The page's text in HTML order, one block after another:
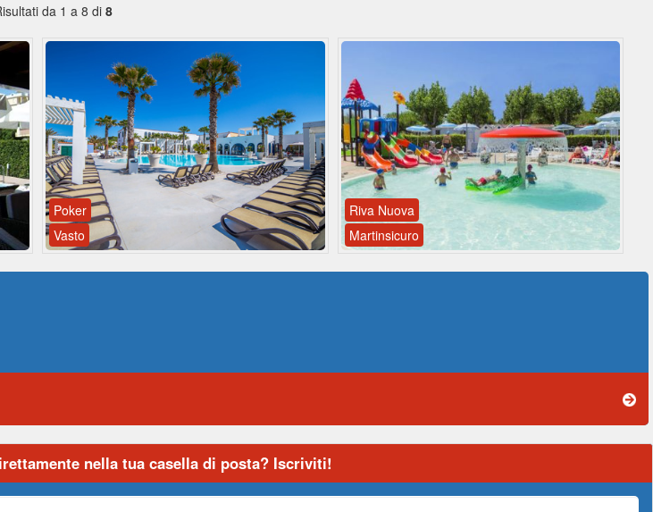
da 1 a 8 di 8
Poker
Vasto
Riva Nuova
Martinsicuro
nella tua casella di posta? Iscriviti!